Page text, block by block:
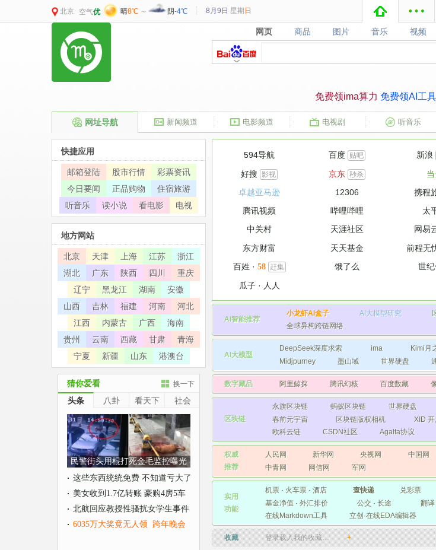
北京 空气优 晴8℃ ～ 阴-4℃ 8月9日 星期 日
网页
网页 商品
商品 图片
图片 音乐
音乐 视频
视频
免费领ima算力 免费领AI工
网址导航 新闻频道 电影频道 电视剧 听音乐
594导航 百度 贴吧 新浪
好搜 影视 京东 秒杀
卓越亚马逊
12306 携程
腾讯视频
哔哩哔哩 太
中关村
天涯社区 网易
东方财富
天天基金 前程无
百姓 · 58 赶集 饿了么 世
瓜子· 人人
AI智能推荐
小龙虾AI盒子 AI大模型研究
全球异构跨链网络
AI大模型
DeepSeek深度求索 ima Kimi月
Midjpurney
墨山域 世界硬盘
数字藏品 阿里鲸探 腾讯幻核 百度数藏
区块链
永旗区块链 蚂蚁区块链 世界硬盘
春前元宇宙
区块链版权相机 XID
欧科云链
CSDN社区 Agalta协议
权威
推荐
人民网 新华网 央视网 中国网
中青网
网信网 军网
实用
功能
机票 · 火车票 · 酒店 查快递 兑彩票
基金净值 · 外汇排价 公交 · 长途 翻译
在线Markdown工具
立创·在线EDA编辑器
收藏 登录载入我的收藏… +
快捷应用
邮箱登陆 股市行情
彩票资讯
今日要闻
正品购物
住宿旅游
听音乐
读小说 看电影 电视
地方网站
北京 天津 上海 江苏
浙江
湖北
广东 陕西 四川
重庆
辽宁
黑龙江 湖南
安徽
山西
吉林 福建 河南
河北
江西
内蒙古 广西
海南
贵州
云南 西藏 甘肃
青海
宁夏
新疆 山东 港澳台
猜你爱看 换一下
头条 八卦 看天下 社会
民警街头用棍打死金毛监控曝光
这些东西统统免费 不知道亏大了
美女收到1.7亿转账 豪购4房5车
北航回应教授性骚扰女学生事件
6035万大奖竟无人领 跨年晚会